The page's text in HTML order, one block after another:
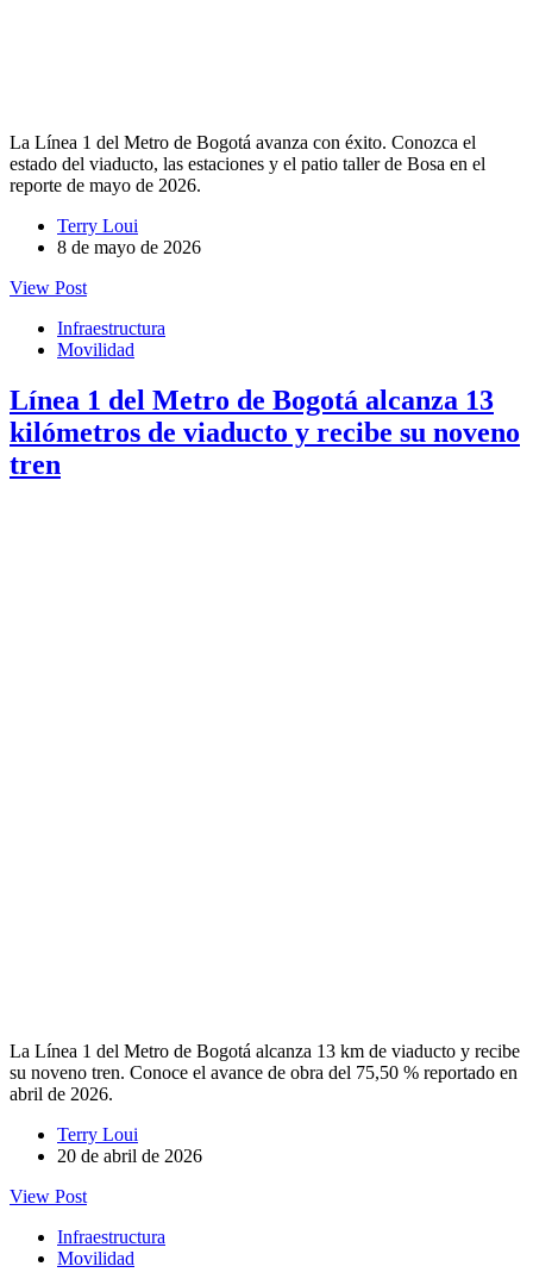
La Línea 1 del Metro de Bogotá avanza con éxito. Conozca el
estado del viaducto, las estaciones y el patio taller de Bosa en el
reporte de mayo de 2026.
Terry Loui
8 de mayo de 2026
View Post
Infraestructura
Movilidad
Línea 1 del Metro de Bogotá alcanza 13
kilómetros de viaducto y recibe su noveno
tren
La Línea 1 del Metro de Bogotá alcanza 13 km de viaducto y recibe
su noveno tren. Conoce el avance de obra del 75,50 % reportado en
abril de 2026.
Terry Loui
20 de abril de 2026
View Post
Infraestructura
Movilidad